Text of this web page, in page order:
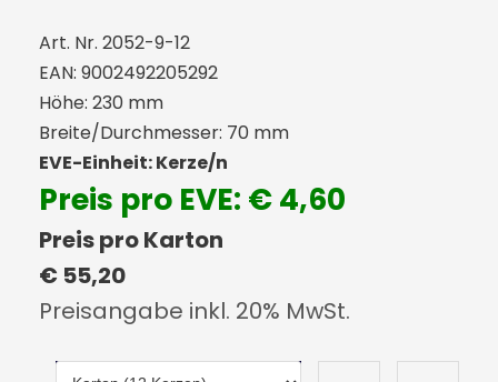
Art. Nr. 2052-9-12
EAN: 9002492205292
Höhe: 230 mm
Breite/Durchmesser: 70 mm
EVE-Einheit: Kerze/n
Preis pro EVE: € 4,60
Preis pro Karton
€ 55,20
Preisangabe inkl. 20% MwSt.